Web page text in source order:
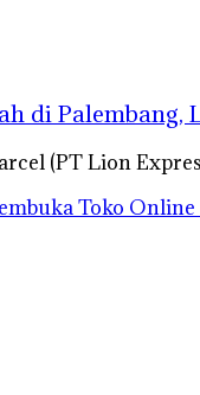
di
(PT Lion